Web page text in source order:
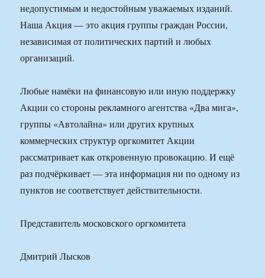
недопустимым и недостойным уважаемых изданий.
Наша Акция — это акция группы граждан России,
независимая от политических партий и любых
организаций.
Любые намёки на финансовую или иную поддержку
Акции со стороны рекламного агентства «Два мига»,
группы «Автолайна» или других крупных
коммерческих структур оргкомитет Акции
рассматривает как откровенную провокацию. И ещё
раз подчёркивает — эта информация ни по одному из
пунктов не соответствует действительности.
Представитель московского оргкомитета
Дмитрий Лысков